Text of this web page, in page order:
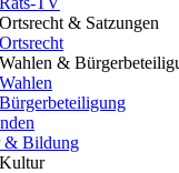
Ortsrecht & Satzungen
Ortsrecht
Wahlen &
Wahlen
Bürgerbeteiligung
& Bildung
Kultur